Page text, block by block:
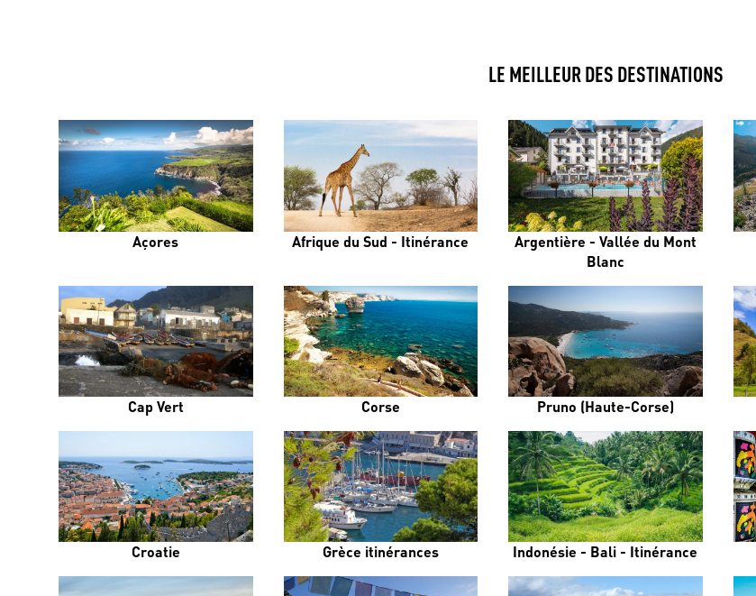
LE MEILLEUR DES DESTINATIONS
Açores Afrique du Sud - Itinérance
Argentière - Vallée du Mont
Blanc
Cap Vert Corse Pruno (Haute-Corse)
Croatie Grèce itinérances Indonésie - Bali - Itinérance